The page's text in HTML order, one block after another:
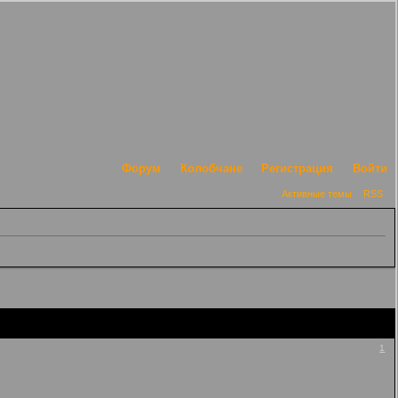
Форум Колобчане Регистрация Войти
Активные темы RSS
1